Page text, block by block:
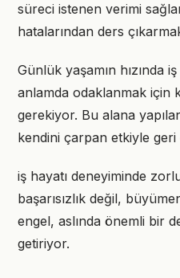
süreci istenen verimi
hatalarından ders
Günlük yaşamın hızında
anlamda odaklanmak için
gerekiyor. Bu alana
kendini çarpan etkiyle geri
iş hayatı deneyiminde
başarısızlık değil,
engel, aslında önemli bir
getiriyor.